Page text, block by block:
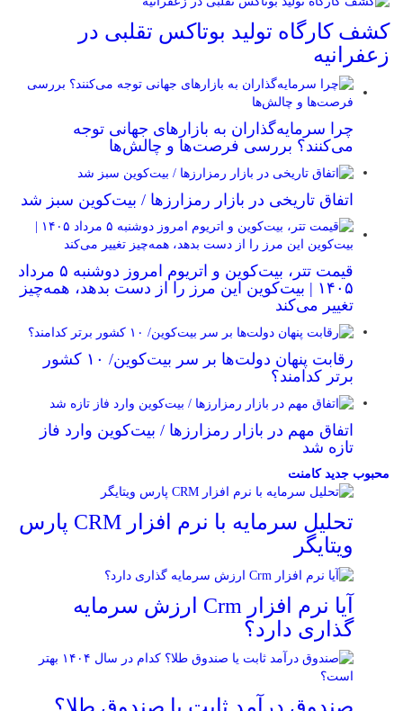
کشف کارگاه تولید بوتاکس تقلبی در
زعفرانیه
چرا سرمایه‌گذاران به بازارهای جهانی توجه
می‌کنند؟ بررسی فرصت‌ها و چالش‌ها
اتفاق تاریخی در بازار رمزارزها / بیت‌کوین سبز شد
قیمت تتر، بیت‌کوین و اتریوم امروز دوشنبه ۵ مرداد
۱۴۰۵ | بیت‌کوین این مرز را از دست بدهد، همه‌چیز
تغییر می‌کند
رقابت پنهان دولت‌ها بر سر بیت‌کوین/ ۱۰ کشور
برتر کدامند؟
اتفاق مهم در بازار رمزارزها / بیت‌کوین وارد فاز
تازه شد
محبوب جدیدکامنت
تحلیل سرمایه با نرم افزار CRM پارس
ویتایگر
آیا نرم افزار Crm ارزش سرمایه
گذاری دارد؟